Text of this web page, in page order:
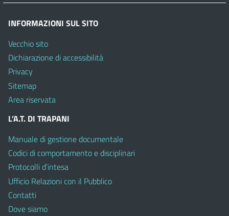
INFORMAZIONI SUL SITO
Vecchio sito
Dichiarazione di accessibilità
Privacy
Sitemap
Area riservata
L’A.T. DI TRAPANI
Manuale di gestione documentale
Codici di comportamento e disciplinari
Protocolli d’intesa
Ufficio Relazioni con il Pubblico
Contatti
Dove siamo